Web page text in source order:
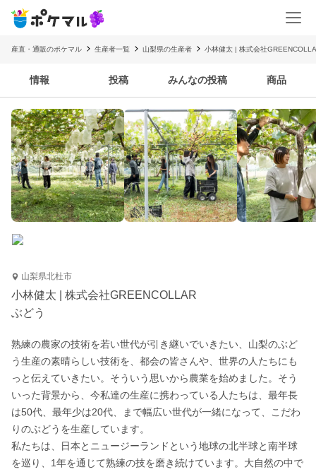
産直・通販のポケマル 生産者一覧 山梨県の生産者 小林健太 | 株式会社
情報 投稿 みんなの投稿 商品
山梨県北杜市
小林健太 | 株式会社GREENCOLLAR
ぶどう
熟練の農家の技術を若い世代が引き継いでいきたい、山梨のぶど
う生産の素晴らしい技術を、都会の皆さんや、世界の人たちにも
っと伝えていきたい。そういう思いから農業を始めました。そう
いった背景から、今私達の生産に携わっている人たちは、最年長
は50代、最年少は20代、まで幅広い世代が一緒になって、こだわ
りのぶどうを生産しています。
私たちは、日本とニュージーランドという地球の北半球と南半球
を巡り、1年を通じて熟練の技を磨き続けています。大自然の中で